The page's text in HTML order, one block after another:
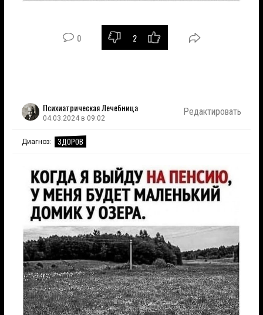
0 2
Психиатрическая Лечебница
04.03.2024 в 09:02
Редактировать
Диагноз: ЗДОРОВ